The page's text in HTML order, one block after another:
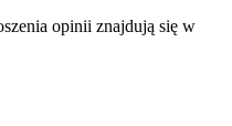
opinii znajdują się w